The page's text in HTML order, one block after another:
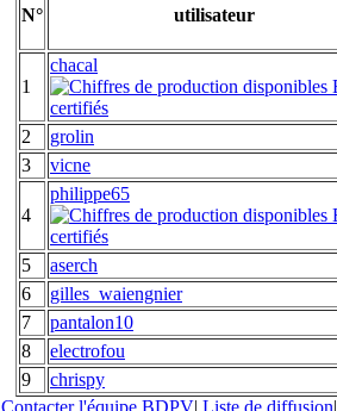
N° utilisateur
1
chacal
2
grolin
3
vicne
4
philippe65
5
aserch
6
gilles_waiengnier
7
pantalon10
8
electrofou
9
chrispy
Contacter l'équipe BDPV| Liste de diffusion